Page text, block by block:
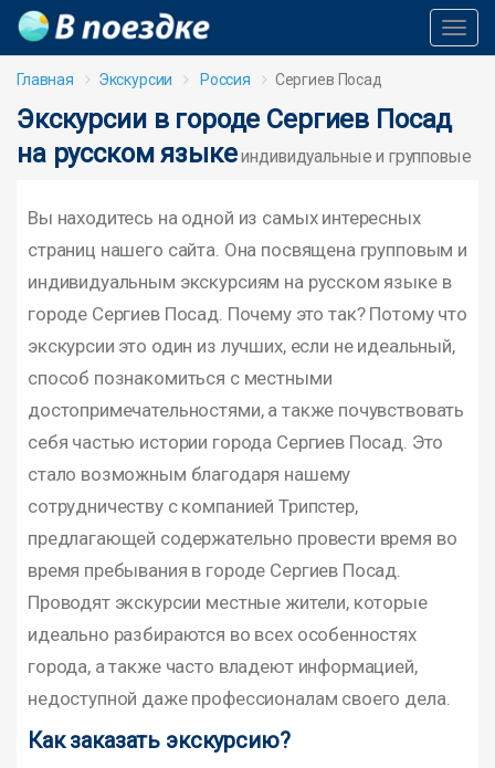
Главная Экскурсии Россия Сергиев Посад
Экскурсии в городе Сергиев Посад
на русском языкеиндивидуальные и групповые
Вы находитесь на одной из самых интересных
страниц нашего сайта. Она посвящена групповым и
индивидуальным экскурсиям на русском языке в
городе Сергиев Посад. Почему это так? Потому что
экскурсии это один из лучших, если не идеальный,
способ познакомиться с местными
достопримечательностями, а также почувствовать
себя частью истории города Сергиев Посад. Это
стало возможным благодаря нашему
сотрудничеству с компанией Трипстер,
предлагающей содержательно провести время во
время пребывания в городе Сергиев Посад.
Проводят экскурсии местные жители, которые
идеально разбираются во всех особенностях
города, а также часто владеют информацией,
недоступной даже профессионалам своего дела.
Как заказать экскурсию?